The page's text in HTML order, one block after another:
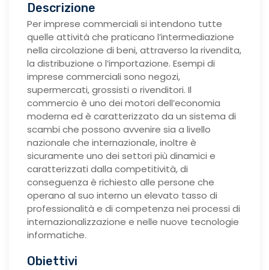
Descrizione
Per imprese commerciali si intendono tutte
quelle attività che praticano l’intermediazione
nella circolazione di beni, attraverso la rivendita,
la distribuzione o l’importazione. Esempi di
imprese commerciali sono negozi,
supermercati, grossisti o rivenditori. Il
commercio è uno dei motori dell’economia
moderna ed è caratterizzato da un sistema di
scambi che possono avvenire sia a livello
nazionale che internazionale, inoltre è
sicuramente uno dei settori più dinamici e
caratterizzati dalla competitività, di
conseguenza è richiesto alle persone che
operano al suo interno un elevato tasso di
professionalità e di competenza nei processi di
internazionalizzazione e nelle nuove tecnologie
informatiche.
Obiettivi